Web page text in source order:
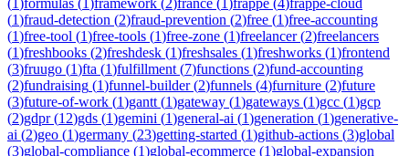
(1)fraud-detection (2)fraud-prevention (2)free (1)free-accounting
(1)free-tool (1)free-tools (1)free-zone (1)freelancer(2)freelancers
(1)freshbooks (2)freshdesk (1)freshsales (1)freshworks (1)frontend
(3)fruugo (1)fta (1)fulfillment (7)functions (2)fund-accounting
(2)fundraising (1)funnel-builder(2)funnels (4)furniture (2)future
(3)future-of-work (1)gantt (1)gateway (1)gateways (1)gcc (1)gcp
(2)gdpr(12)gds (1)gemini (1)general-ai (1)generation (1)generative-
ai (2)geo (1)germany (23)getting-started (1)github-actions (3)global
(3)global-compliance (1)global-ecommerce (1)global-expansion